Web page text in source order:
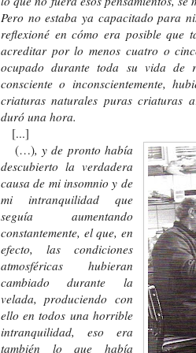
Pero no estaba ya capacitado para
reflexioné en cómo era posible que
acreditar por lo menos cuatro o
ocupado durante toda su vida de
consciente o inconscientemente,
criaturas naturales puras criaturas
duró una hora.
[...]
(…), y de pronto había
descubierto la verdadera
causa de mi insomnio y de
mi intranquilidad que
seguía aumentando
constantemente, el que, en
efecto, las condiciones
atmosféricas hubieran
cambiado durante la
velada, produciendo con
ello en todos una horrible
intranquilidad, eso era
también lo que había